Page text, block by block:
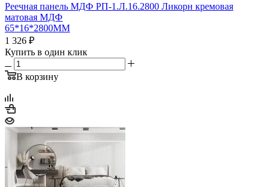
Реечная панель МДФ РП-1.Л.16.2800 Ликорн кремовая
матовая МДФ
65*16*2800ММ
1 326 ₽
Купить в один клик
В корзину